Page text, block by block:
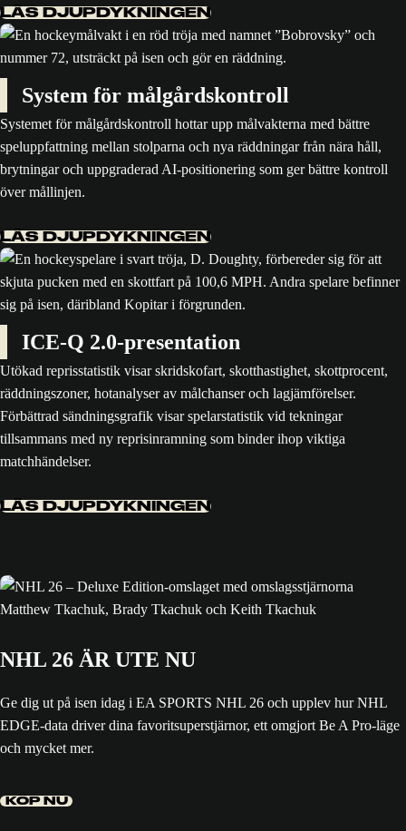
LÄS DJUPDYKNINGEN
System för målgårdskontroll
Systemet för målgårdskontroll hottar upp målvakterna med bättre
speluppfattning mellan stolparna och nya räddningar från nära håll,
brytningar och uppgraderad AI-positionering som ger bättre kontroll
över mållinjen.
LÄS DJUPDYKNINGEN
ICE-Q 2.0-presentation
Utökad reprisstatistik visar skridskofart, skotthastighet, skottprocent,
räddningszoner, hotanalyser av målchanser och lagjämförelser.
Förbättrad sändningsgrafik visar spelarstatistik vid tekningar
tillsammans med ny reprisinramning som binder ihop viktiga
matchhändelser.
LÄS DJUPDYKNINGEN
NHL 26 ÄR UTE NU
Ge dig ut på isen idag i EA SPORTS NHL 26 och upplev hur NHL
EDGE-data driver dina favoritsuperstjärnor, ett omgjort Be A Pro-läge
och mycket mer.
KÖP NU